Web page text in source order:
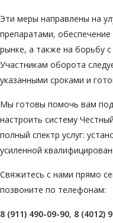
Эти меры направлены на
препаратами,
рынке, а также на борьбу
Участникам оборота
указанными сроками и
Мы готовы помочь вам
настроить систему
полный спектр услуг:
усиленной
Свяжитесь с нами прямо
позвоните по телефонам:
8 (911) 490-09-90, 8 (4012)